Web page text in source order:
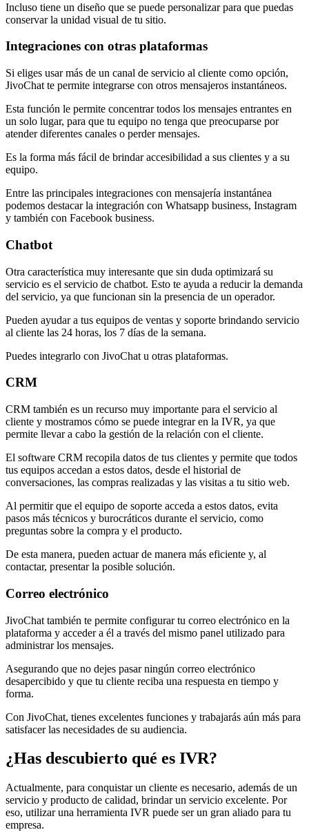
Incluso tiene un diseño que se puede personalizar para que puedas
conservar la unidad visual de tu sitio.
Integraciones con otras plataformas
Si eliges usar más de un canal de servicio al cliente como opción,
JivoChat te permite integrarse con otros mensajeros instantáneos.
Esta función le permite concentrar todos los mensajes entrantes en
un solo lugar, para que tu equipo no tenga que preocuparse por
atender diferentes canales o perder mensajes.
Es la forma más fácil de brindar accesibilidad a sus clientes y a su
equipo.
Entre las principales integraciones con mensajería instantánea
podemos destacar la integración con Whatsapp business, Instagram
y también con Facebook business.
Chatbot
Otra característica muy interesante que sin duda optimizará su
servicio es el servicio de chatbot. Esto te ayuda a reducir la demanda
del servicio, ya que funcionan sin la presencia de un operador.
Pueden ayudar a tus equipos de ventas y soporte brindando servicio
al cliente las 24 horas, los 7 días de la semana.
Puedes integrarlo con JivoChat u otras plataformas.
CRM
CRM también es un recurso muy importante para el servicio al
cliente y mostramos cómo se puede integrar en la IVR, ya que
permite llevar a cabo la gestión de la relación con el cliente.
El software CRM recopila datos de tus clientes y permite que todos
tus equipos accedan a estos datos, desde el historial de
conversaciones, las compras realizadas y las visitas a tu sitio web.
Al permitir que el equipo de soporte acceda a estos datos, evita
pasos más técnicos y burocráticos durante el servicio, como
preguntas sobre la compra y el producto.
De esta manera, pueden actuar de manera más eficiente y, al
contactar, presentar la posible solución.
Correo electrónico
JivoChat también te permite configurar tu correo electrónico en la
plataforma y acceder a él a través del mismo panel utilizado para
administrar los mensajes.
Asegurando que no dejes pasar ningún correo electrónico
desapercibido y que tu cliente reciba una respuesta en tiempo y
forma.
Con JivoChat, tienes excelentes funciones y trabajarás aún más para
satisfacer las necesidades de su audiencia.
¿Has descubierto qué es IVR?
Actualmente, para conquistar un cliente es necesario, además de un
servicio y producto de calidad, brindar un servicio excelente. Por
eso, utilizar una herramienta IVR puede ser un gran aliado para tu
empresa.